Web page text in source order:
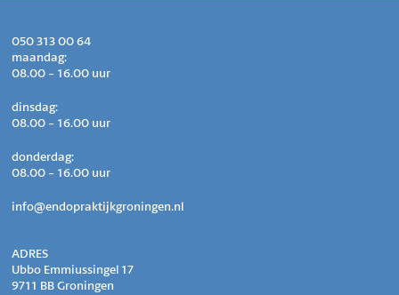
050 313 00 64
maandag:
08.00 - 16.00 uur
dinsdag:
08.00 - 16.00 uur
donderdag:
08.00 - 16.00 uur
info@endopraktijkgroningen.nl
ADRES
Ubbo Emmiussingel 17
9711 BB Groningen